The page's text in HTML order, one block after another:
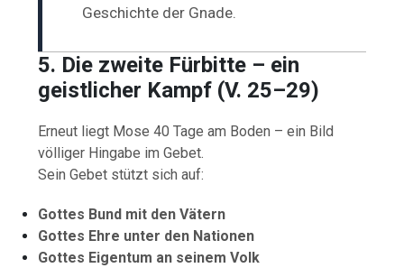
Geschichte der Gnade.
5. Die zweite Fürbitte – ein
geistlicher Kampf (V. 25–29)
Erneut liegt Mose 40 Tage am Boden – ein Bild
völliger Hingabe im Gebet.
Sein Gebet stützt sich auf:
Gottes Bund mit den Vätern
Gottes Ehre unter den Nationen
Gottes Eigentum an seinem Volk